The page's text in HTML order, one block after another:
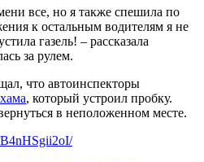
все, но я также спешила по
к остальным водителям я не
газель! – рассказала
за рулем.
что автоинспекторы
, который устроил пробку.
в неположенном месте.